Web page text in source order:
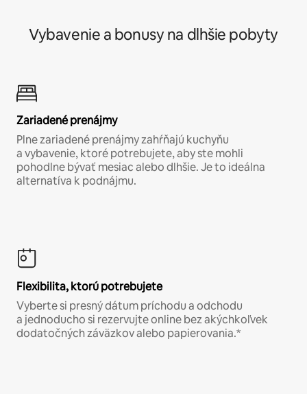
Vybavenie a bonusy na dlhšie pobyty
Zariadené prenájmy
Plne zariadené prenájmy zahŕňajú kuchyňu
a vybavenie, ktoré potrebujete, aby ste mohli
pohodlne bývať mesiac alebo dlhšie. Je to ideálna
alternatíva k podnájmu.
Flexibilita, ktorú potrebujete
Vyberte si presný dátum príchodu a odchodu
a jednoducho si rezervujte online bez akýchkoľvek
dodatočných záväzkov alebo papierovania.*